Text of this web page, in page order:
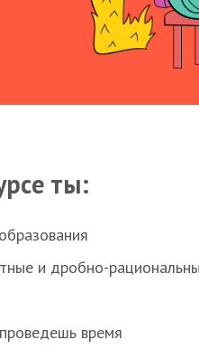
ты:
и дробно-
время